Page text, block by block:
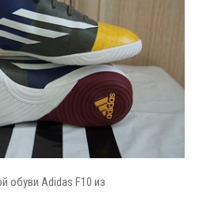
обуви Adidas F10 из